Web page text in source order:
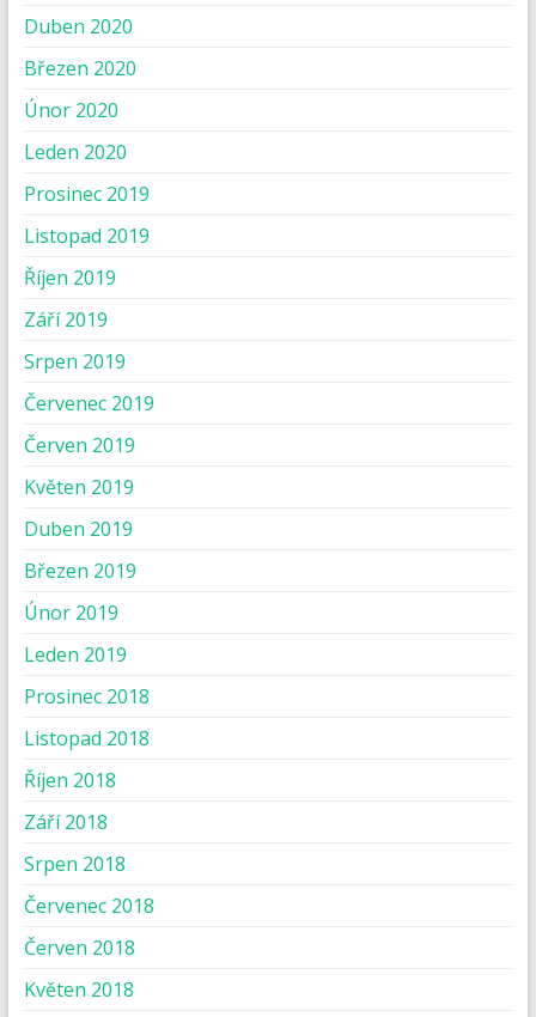
Duben 2020
Březen 2020
Únor 2020
Leden 2020
Prosinec 2019
Listopad 2019
Říjen 2019
Září 2019
Srpen 2019
Červenec 2019
Červen 2019
Květen 2019
Duben 2019
Březen 2019
Únor 2019
Leden 2019
Prosinec 2018
Listopad 2018
Říjen 2018
Září 2018
Srpen 2018
Červenec 2018
Červen 2018
Květen 2018